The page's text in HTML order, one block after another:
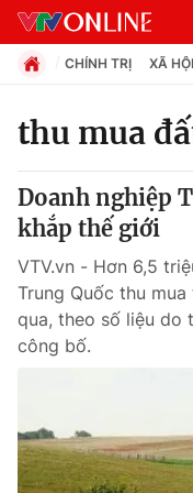
Chuyên mục
Chính trị
Xã hội
Pháp luật
Thế giới
CHÍNH TRỊ XÃ HỘI
thu mua
Doanh nghiệp
khắp thế giới
VTV.vn - Hơn 6,5
Trung Quốc thu
qua, theo số liệu do
công bố.